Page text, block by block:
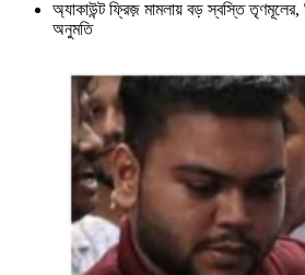
অ্যাকাউন্ট ফ্রিজ় মামলায় বড় স্বস্তি তৃণমূলের,
অনুমতি